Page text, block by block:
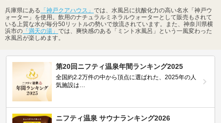
兵庫県にある 「神戸クアハウス」 では、水風呂に抗酸化力の高い名水「神戸ウ
ォーター」を使用。飲用のナチュラルミネラルウォーターとして販売もされて
いる上質な水が毎分50リットルの勢いで放流されています。また、神奈川県横
浜市の 「満天の湯」 では、爽快感のある「ミント水風呂」という一風変わった
水風呂が楽しめます。
第20回ニフティ温泉年間ランキング2025
全国約2.2万件の中から頂点に選ばれた、2025年の人
気施設は…
ニフティ温泉 サウナランキング2026